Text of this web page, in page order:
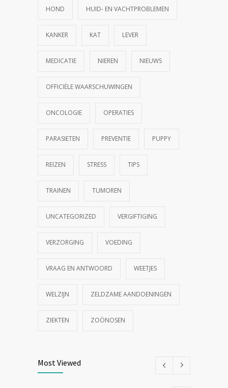
HOND HUID- EN VACHTPROBLEMEN
KANKER KAT LEVER
MEDICATIE NIEREN NIEUWS
OFFICIËLE WAARSCHUWINGEN
ONCOLOGIE OPERATIES
PARASIETEN PREVENTIE PUPPY
REIZEN STRESS TIPS
TRAINEN TUMOREN
UNCATEGORIZED VERGIFTIGING
VERZORGING VOEDING
VRAAG EN ANTWOORD WEETJES
WELZIJN ZELDZAME AANDOENINGEN
ZIEKTEN ZOÖNOSEN
Most Viewed